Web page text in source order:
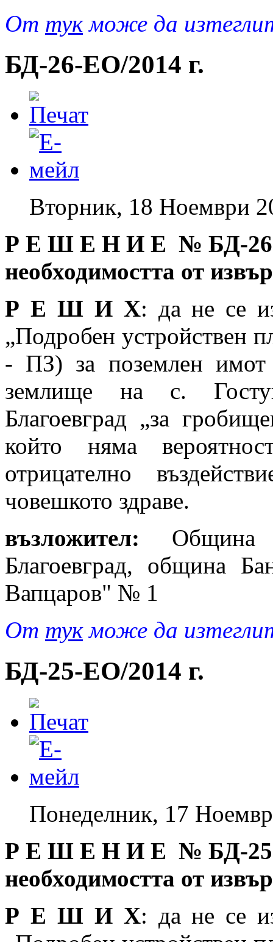
От тукможе да
БД-26-EO/2014 г.
Вторник, 18 Ноември
Р Е Ш Е Н И Е № БД-
необходимостта от
Р Е Ш И Х: да не се
„Подробен устройствен
- ПЗ) за поземлен
землище на с.
Благоевград „за
който няма
отрицателно
човешкото здраве.
възложител: Община
Благоевград, община
Вапцаров" № 1
От тукможе да
БД-25-EO/2014 г.
Понеделник, 17
Р Е Ш Е Н И Е № БД-
необходимостта от
Р Е Ш И Х: да не се